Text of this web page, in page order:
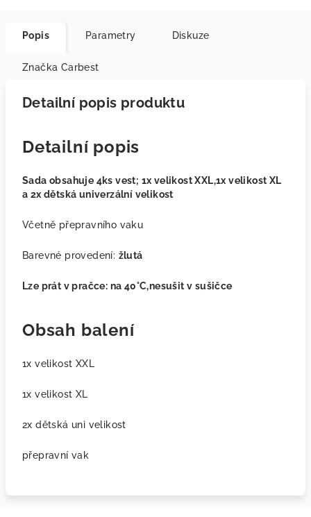
Popis Parametry Diskuze
Značka Carbest
Detailní popis produktu
Detailní popis
Sada obsahuje 4ks vest; 1x velikost XXL,1x velikost XL
a 2x dětská univerzální velikost
Včetně přepravního vaku
Barevné provedení: žlutá
Lze prát v pračce: na 40°C,nesušit v sušičce
Obsah balení
1x velikost XXL
1x velikost XL
2x dětská uni velikost
přepravní vak